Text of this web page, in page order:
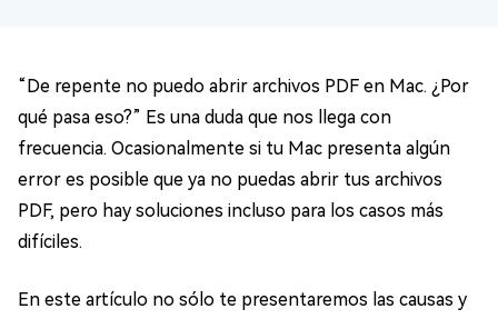
“De repente no puedo abrir archivos PDF en Mac. ¿Por
qué pasa eso?” Es una duda que nos llega con
frecuencia. Ocasionalmente si tu Mac presenta algún
error es posible que ya no puedas abrir tus archivos
PDF, pero hay soluciones incluso para los casos más
difíciles.
En este artículo no sólo te presentaremos las causas y